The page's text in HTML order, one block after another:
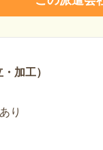
加工）
り